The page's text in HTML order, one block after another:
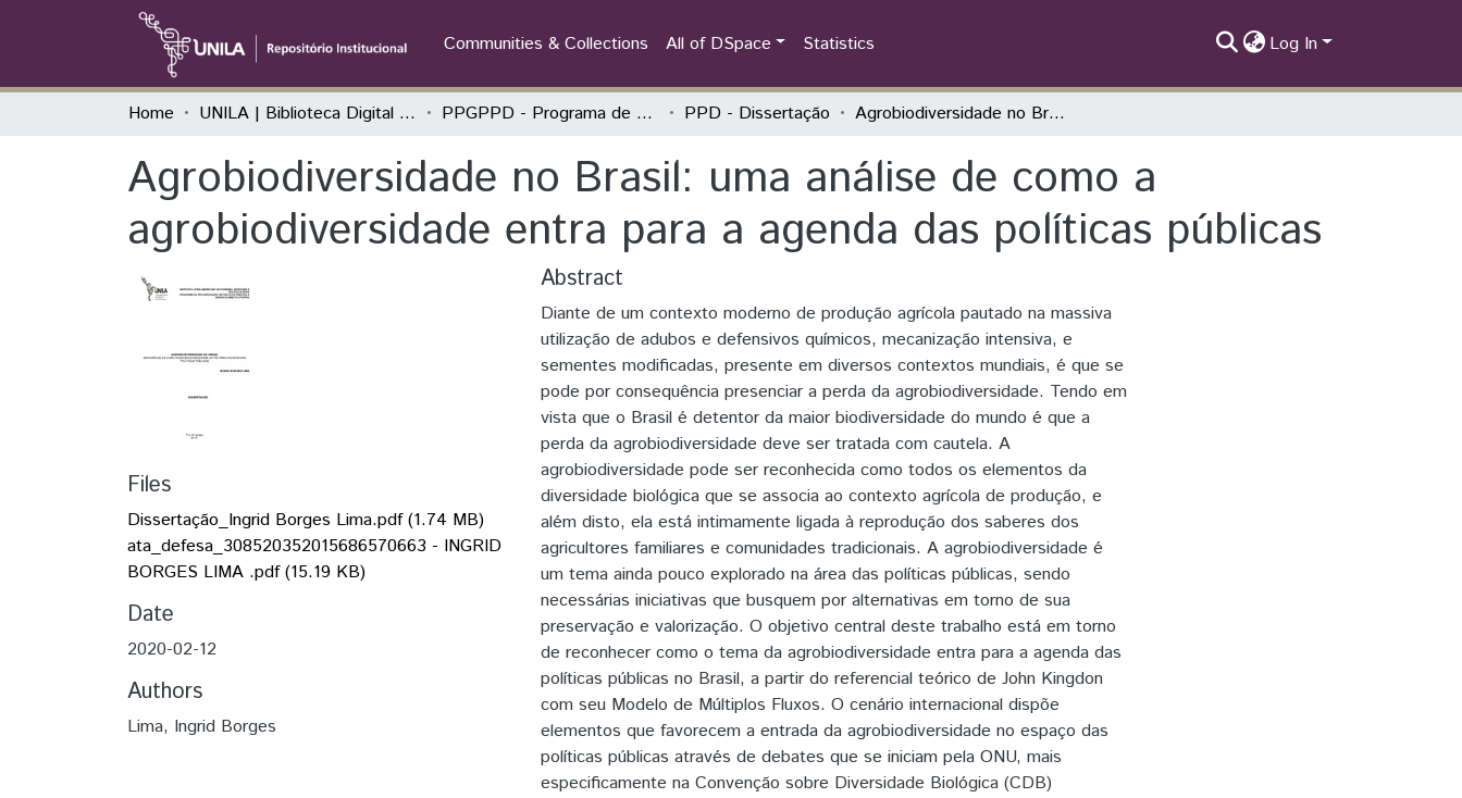
Communities & Collections All of DSpace Statistics Log In
Home UNILA | Biblioteca Digital de Dissertações e Teses PPGPPD - Programa de Pós-Graduação em Políticas Públicas e Desenvolvimento PPD - Dissertação Agrobiodiversidade no Brasil: uma análise de como a agrobiodiversidade entra para a agenda das políticas públicas
Agrobiodiversidade no Brasil: uma análise de como a
agrobiodiversidade entra para a agenda das políticas públicas
Files
Dissertação_Ingrid Borges Lima.pdf(1.74 MB)
ata_defesa_308520352015686570663 - INGRID
BORGES LIMA .pdf(15.19 KB)
Date
2020-02-12
Authors
Lima, Ingrid Borges
Abstract
Diante de um contexto moderno de produção agrícola pautado na massiva
utilização de adubos e defensivos químicos, mecanização intensiva, e
sementes modificadas, presente em diversos contextos mundiais, é que se
pode por consequência presenciar a perda da agrobiodiversidade. Tendo em
vista que o Brasil é detentor da maior biodiversidade do mundo é que a
perda da agrobiodiversidade deve ser tratada com cautela. A
agrobiodiversidade pode ser reconhecida como todos os elementos da
diversidade biológica que se associa ao contexto agrícola de produção, e
além disto, ela está intimamente ligada à reprodução dos saberes dos
agricultores familiares e comunidades tradicionais. A agrobiodiversidade é
um tema ainda pouco explorado na área das políticas públicas, sendo
necessárias iniciativas que busquem por alternativas em torno de sua
preservação e valorização. O objetivo central deste trabalho está em torno
de reconhecer como o tema da agrobiodiversidade entra para a agenda das
políticas públicas no Brasil, a partir do referencial teórico de John Kingdon
com seu Modelo de Múltiplos Fluxos. O cenário internacional dispõe
elementos que favorecem a entrada da agrobiodiversidade no espaço das
políticas públicas através de debates que se iniciam pela ONU, mais
especificamente na Convenção sobre Diversidade Biológica (CDB)